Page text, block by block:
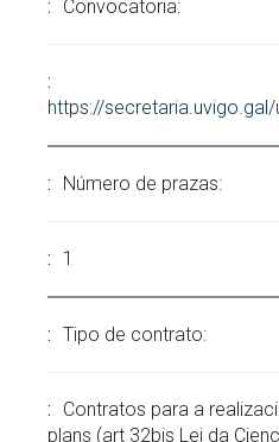
Convocatoria:
https://
Número de prazas:
1
Tipo de contrato:
Contratos para a
plans (art 32bis Lei da